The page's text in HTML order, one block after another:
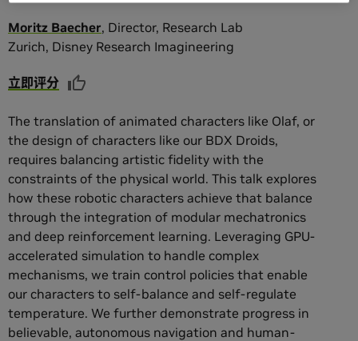
Moritz Baecher, Director, Research Lab
Zurich, Disney Research Imagineering
立即评分
The translation of animated characters like Olaf, or
the design of characters like our BDX Droids,
requires balancing artistic fidelity with the
constraints of the physical world. This talk explores
how these robotic characters achieve that balance
through the integration of modular mechatronics
and deep reinforcement learning. Leveraging GPU-
accelerated simulation to handle complex
mechanisms, we train control policies that enable
our characters to self-balance and self-regulate
temperature. We further demonstrate progress in
believable, autonomous navigation and human-